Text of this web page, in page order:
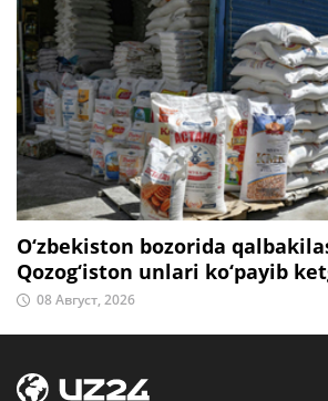
O‘zbekiston bozorida
Qozog‘iston unlari ko‘payib
08 Август, 2026